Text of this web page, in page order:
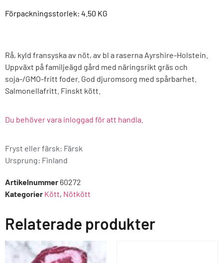
Förpackningsstorlek: 4.50 KG
Rå, kyld fransyska av nöt, av bl a raserna Ayrshire-Holstein.
Uppväxt på familjeägd gård med näringsrikt gräs och
soja-/GMO-fritt foder. God djuromsorg med spårbarhet.
Salmonellafritt. Finskt kött.
Du behöver vara inloggad för att handla.
Fryst eller färsk: Färsk
Ursprung: Finland
Artikelnummer 60272
Kategorier Kött, Nötkött
Relaterade produkter